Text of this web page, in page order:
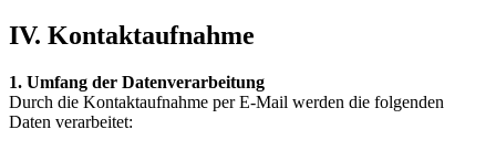
IV. Kontaktaufnahme
1. Umfang der Datenverarbeitung
Durch die Kontaktaufnahme per E-Mail werden die folgenden
Daten verarbeitet: